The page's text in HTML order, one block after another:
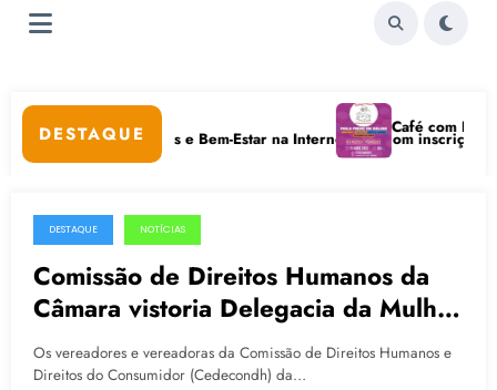
DESTAQUE
Cuidados Digitais e Bem-Estar na Internet está com inscrições
Café com Paulo
08.04.2015
DESTAQUE NOTÍCIAS
Comissão de Direitos Humanos da
Câmara vistoria Delegacia da Mulher
e DML
Os vereadores e vereadoras da Comissão de Direitos Humanos e
Direitos do Consumidor (Cedecondh) da…